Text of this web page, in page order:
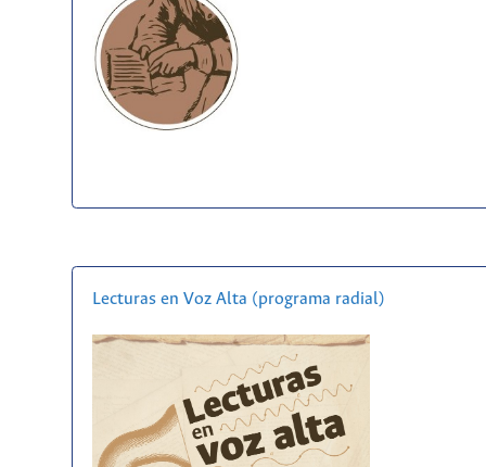
Lecturas en Voz Alta (programa radial)